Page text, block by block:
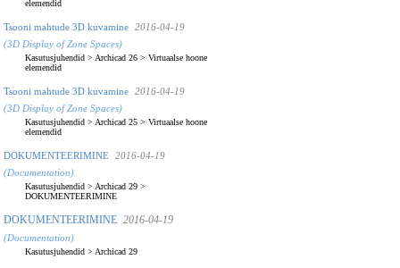
elemendid
Tsooni mahtude 3D kuvamine
2016-04-19
(3D Display of Zone Spaces)
Kasutusjuhendid > Archicad 26 > Virtuaalse hoone
elemendid
Tsooni mahtude 3D kuvamine
2016-04-19
(3D Display of Zone Spaces)
Kasutusjuhendid > Archicad 25 > Virtuaalse hoone
elemendid
DOKUMENTEERIMINE
2016-04-19
(Documentation)
Kasutusjuhendid > Archicad 29 >
DOKUMENTEERIMINE
DOKUMENTEERIMINE 2016-04-19
(Documentation)
Kasutusjuhendid > Archicad 29